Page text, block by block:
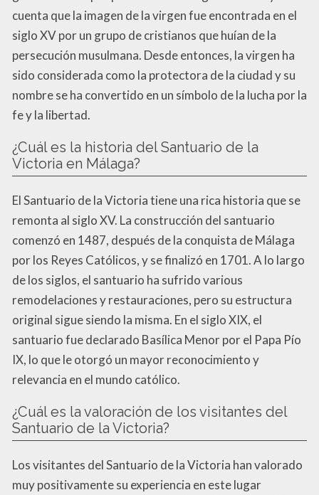
cuenta que la imagen de la virgen fue encontrada en el
siglo XV por un grupo de cristianos que huían de la
persecución musulmana. Desde entonces, la virgen ha
sido considerada como la protectora de la ciudad y su
nombre se ha convertido en un símbolo de la lucha por la
fe y la libertad.
¿Cuál es la historia del Santuario de la
Victoria en Málaga?
El Santuario de la Victoria tiene una rica historia que se
remonta al siglo XV. La construcción del santuario
comenzó en 1487, después de la conquista de Málaga
por los Reyes Católicos, y se finalizó en 1701. A lo largo
de los siglos, el santuario ha sufrido various
remodelaciones y restauraciones, pero su estructura
original sigue siendo la misma. En el siglo XIX, el
santuario fue declarado Basílica Menor por el Papa Pío
IX, lo que le otorgó un mayor reconocimiento y
relevancia en el mundo católico.
¿Cuál es la valoración de los visitantes del
Santuario de la Victoria?
Los visitantes del Santuario de la Victoria han valorado
muy positivamente su experiencia en este lugar